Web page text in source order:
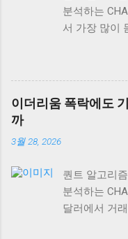
지털 자산의
경제성장, 단
는 절반만
션 헤지 자산
반응하거든
격화되면서
아니라, 오히
재 비트코인
은 맥락입니
분석하는
서 가장 많이
되면서 많은
작 기관들과
않고 있거든
있는 진짜 이
놓치면 안 되
가 변화를 보
비자에게 전
이더리움 폭락에도
까
3월 28, 2026
퀀트 알고리
분석하는
달러에서 거